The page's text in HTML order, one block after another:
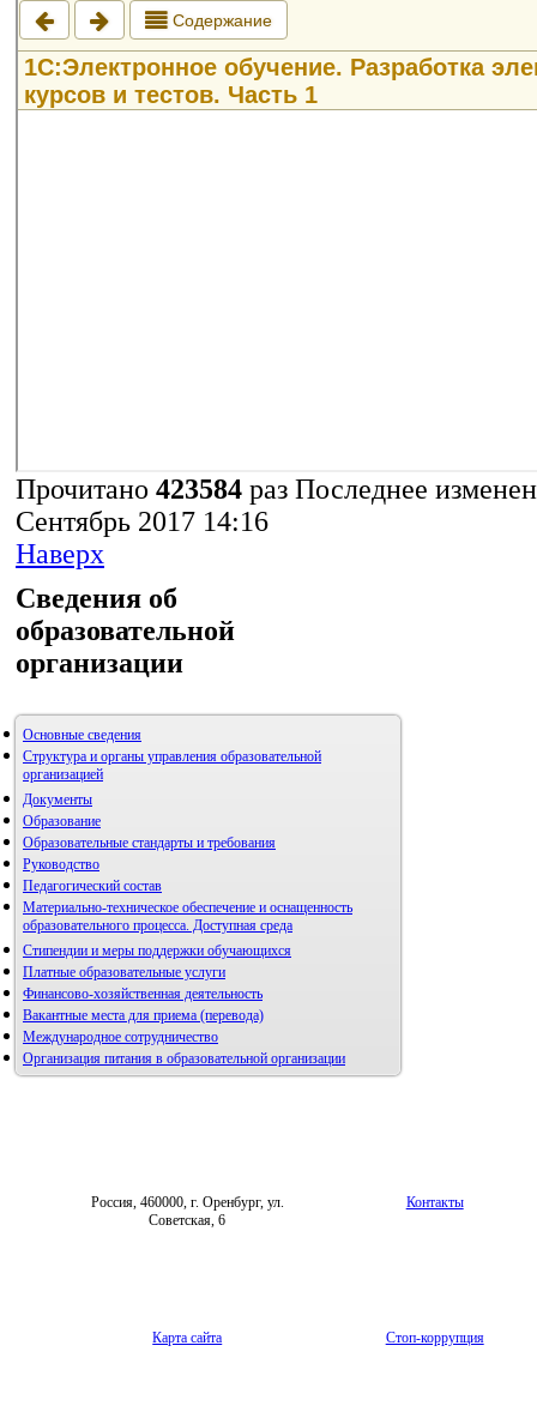
Прочитано 423584 раз Последнее
Сентябрь 2017 14:16
Наверх
Сведения об
образовательной
организации
Основные сведения
Структура и органы управления образовательной
организацией
Документы
Образование
Образовательные стандарты и требования
Руководство
Педагогический состав
Материально-техническое обеспечение и оснащенность
образовательного процесса. Доступная среда
Стипендии и меры поддержки обучающихся
Платные образовательные услуги
Финансово-хозяйственная деятельность
Вакантные места для приема (перевода)
Международное сотрудничество
Организация питания в образовательной организации
Россия, 460000, г. Оренбург, ул.
Советская, 6
Контакты
Карта сайта Стоп-коррупция